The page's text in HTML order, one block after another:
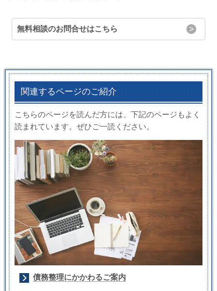
無料相談のお問合せはこちら
関連するページのご紹介
こちらのページを読んだ方には、下記のページもよく
読まれています。ぜひご一読ください。
債務整理にかかわるご案内